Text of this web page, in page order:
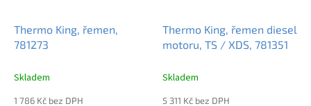
Thermo King, řemen,
781273
Skladem
1 786 Kč bez DPH
Thermo King, řemen diesel
motoru, TS / XDS, 781351
Skladem
5 311 Kč bez DPH